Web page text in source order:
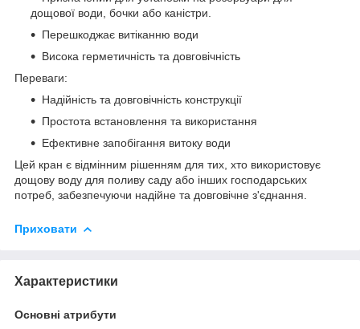
дощової води, бочки або каністри.
Перешкоджає витіканню води
Висока герметичність та довговічність
Переваги:
Надійність та довговічність конструкції
Простота встановлення та використання
Ефективне запобігання витоку води
Цей кран є відмінним рішенням для тих, хто використовує
дощову воду для поливу саду або інших господарських
потреб, забезпечуючи надійне та довговічне з'єднання.
Приховати
Характеристики
Основні атрибути